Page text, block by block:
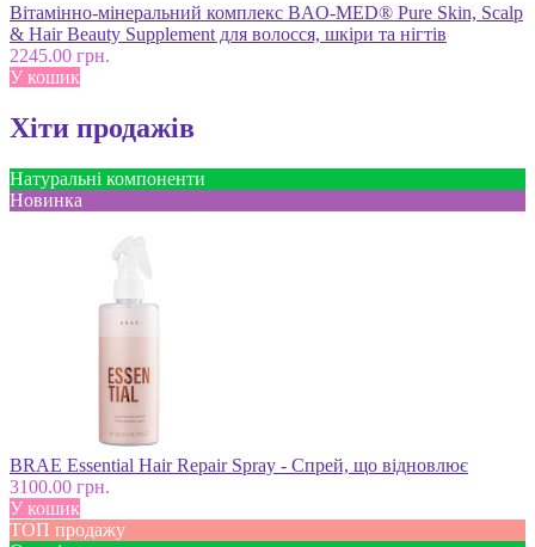
Вітамінно-мінеральний комплекс BAO-MED® Pure Skin, Scalp
& Hair Beauty Supplement для волосся, шкіри та нігтів
2245.00 грн.
У кошик
Хіти продажів
Натуральні компоненти
Новинка
BRAE Essential Hair Repair Spray - Спрей, що відновлює
3100.00 грн.
У кошик
ТОП продажу